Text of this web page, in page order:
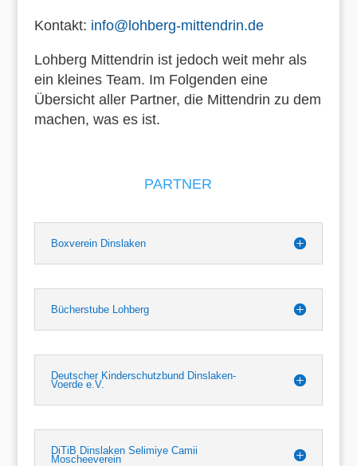
Kontakt: info@lohberg-mittendrin.de
Lohberg Mittendrin ist jedoch weit mehr als
ein kleines Team. Im Folgenden eine
Übersicht aller Partner, die Mittendrin zu dem
machen, was es ist.
PARTNER
Boxverein Dinslaken
Bücherstube Lohberg
Deutscher Kinderschutzbund Dinslaken-
Voerde e.V.
DiTiB Dinslaken Selimiye Camii
Moscheeverein